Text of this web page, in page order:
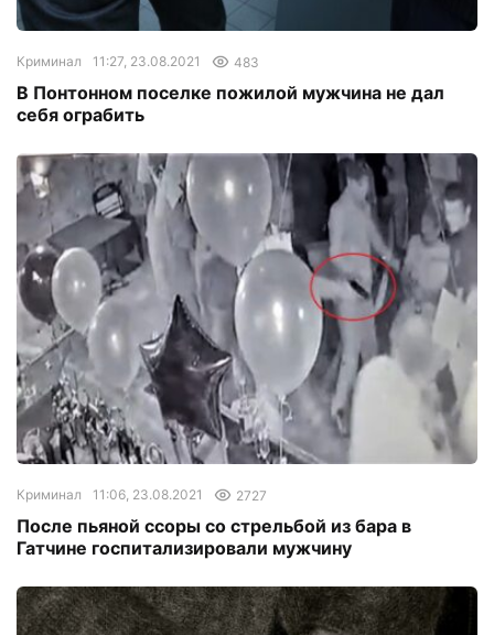
Криминал 11:27, 23.08.2021 483
В Понтонном поселке пожилой мужчина не дал
себя ограбить
Криминал 11:06, 23.08.2021 2727
После пьяной ссоры со стрельбой из бара в
Гатчине госпитализировали мужчину